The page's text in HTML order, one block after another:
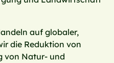
auf globaler,
die Reduktion von
von Natur- und